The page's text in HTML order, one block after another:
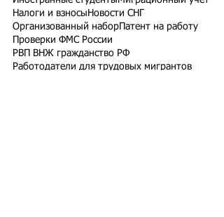
Налоги и взносы Новости СНГ
Организованный набор Патент на работу
Проверки ФМС России
РВП ВНЖ гражданство РФ
Работодатели для трудовых мигрантов